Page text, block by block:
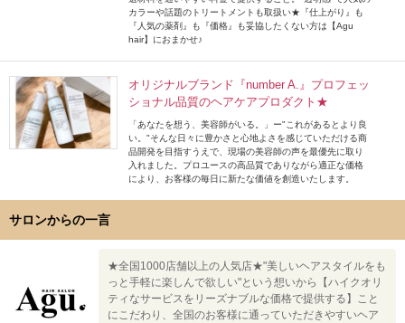
カラーや話題のトリートメントも取扱い★『仕上がり』も
『人気の薬剤』も『価格』も妥協したくない方は【Agu
hair】におまかせ♪
オリジナルブランド『number A.』プロフェッ
ショナル品質のヘアケアプロダクト★
「あなたを想う、美容師がいる。」ー"これがあるとより良
い。"そんな日々に豊かさと心地よさを感じていただける商
品開発を目指すうえで、現場の美容師の声を最優先に取り
入れました。プロユースの高品質でありながら適正な価格
により、お客様の毎日に新たな価値を創造いたします。
サロンからの一言
★全国1000店舗以上の人気店★"美しいヘアスタイルをも
っと手軽に楽しんで欲しい"という想いから【ハイクオリ
ティなサービスをリーズナブルな価格で提供する】こと
にこだわり、全国のお客様に通っていただきやすいヘア